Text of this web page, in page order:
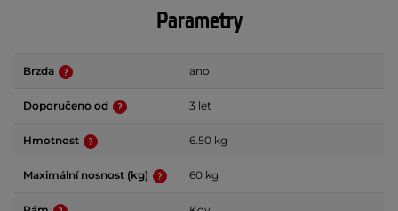
Parametry
Brzda ano
Doporučeno od 3 let
Hmotnost 6.50 kg
Maximální nosnost (kg) 60 kg